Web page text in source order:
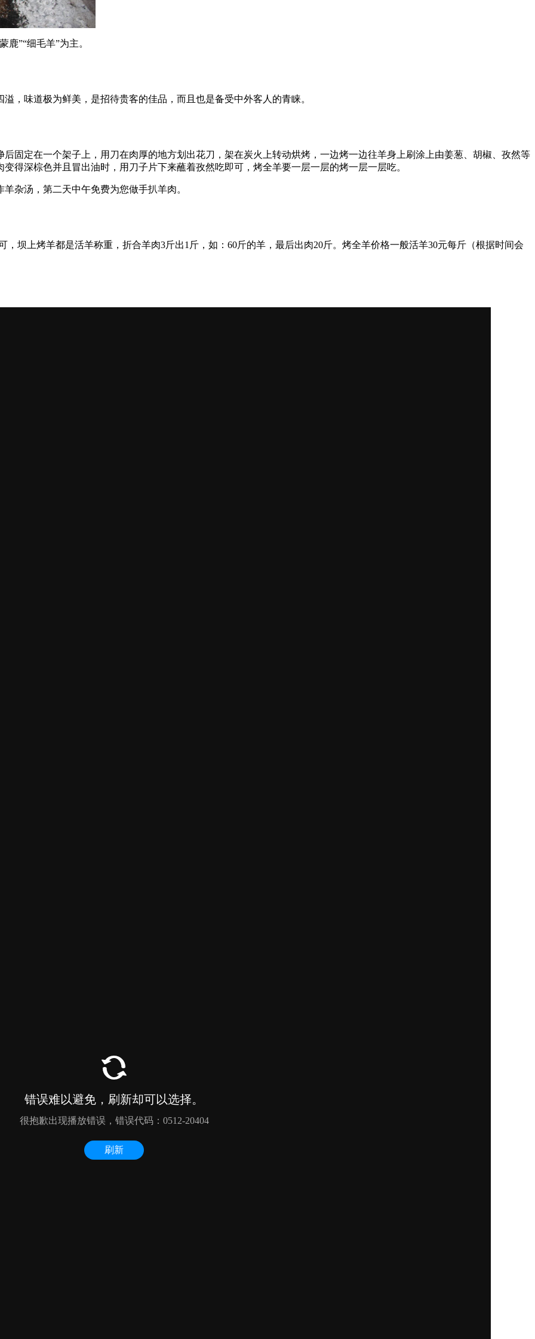
”“细毛羊”为主。
，味道极为鲜美，是招待贵客的佳品，而且也是备受中外客人的青睐。
固定在一个架子上，用刀在肉厚的地方划出花刀，架在炭火上转动烘烤，一边烤一边往羊身上刷涂上由姜葱、胡椒、孜然等
得深棕色并且冒出油时，用刀子片下来蘸着孜然吃即可，烤全羊要一层一层的烤一层一层吃。
杂汤，第二天中午免费为您做手扒羊肉。
坝上烤羊都是活羊称重，折合羊肉3斤出1斤，如：60斤的羊，最后出肉20斤。烤全羊价格一般活羊30元每斤（根据时间会